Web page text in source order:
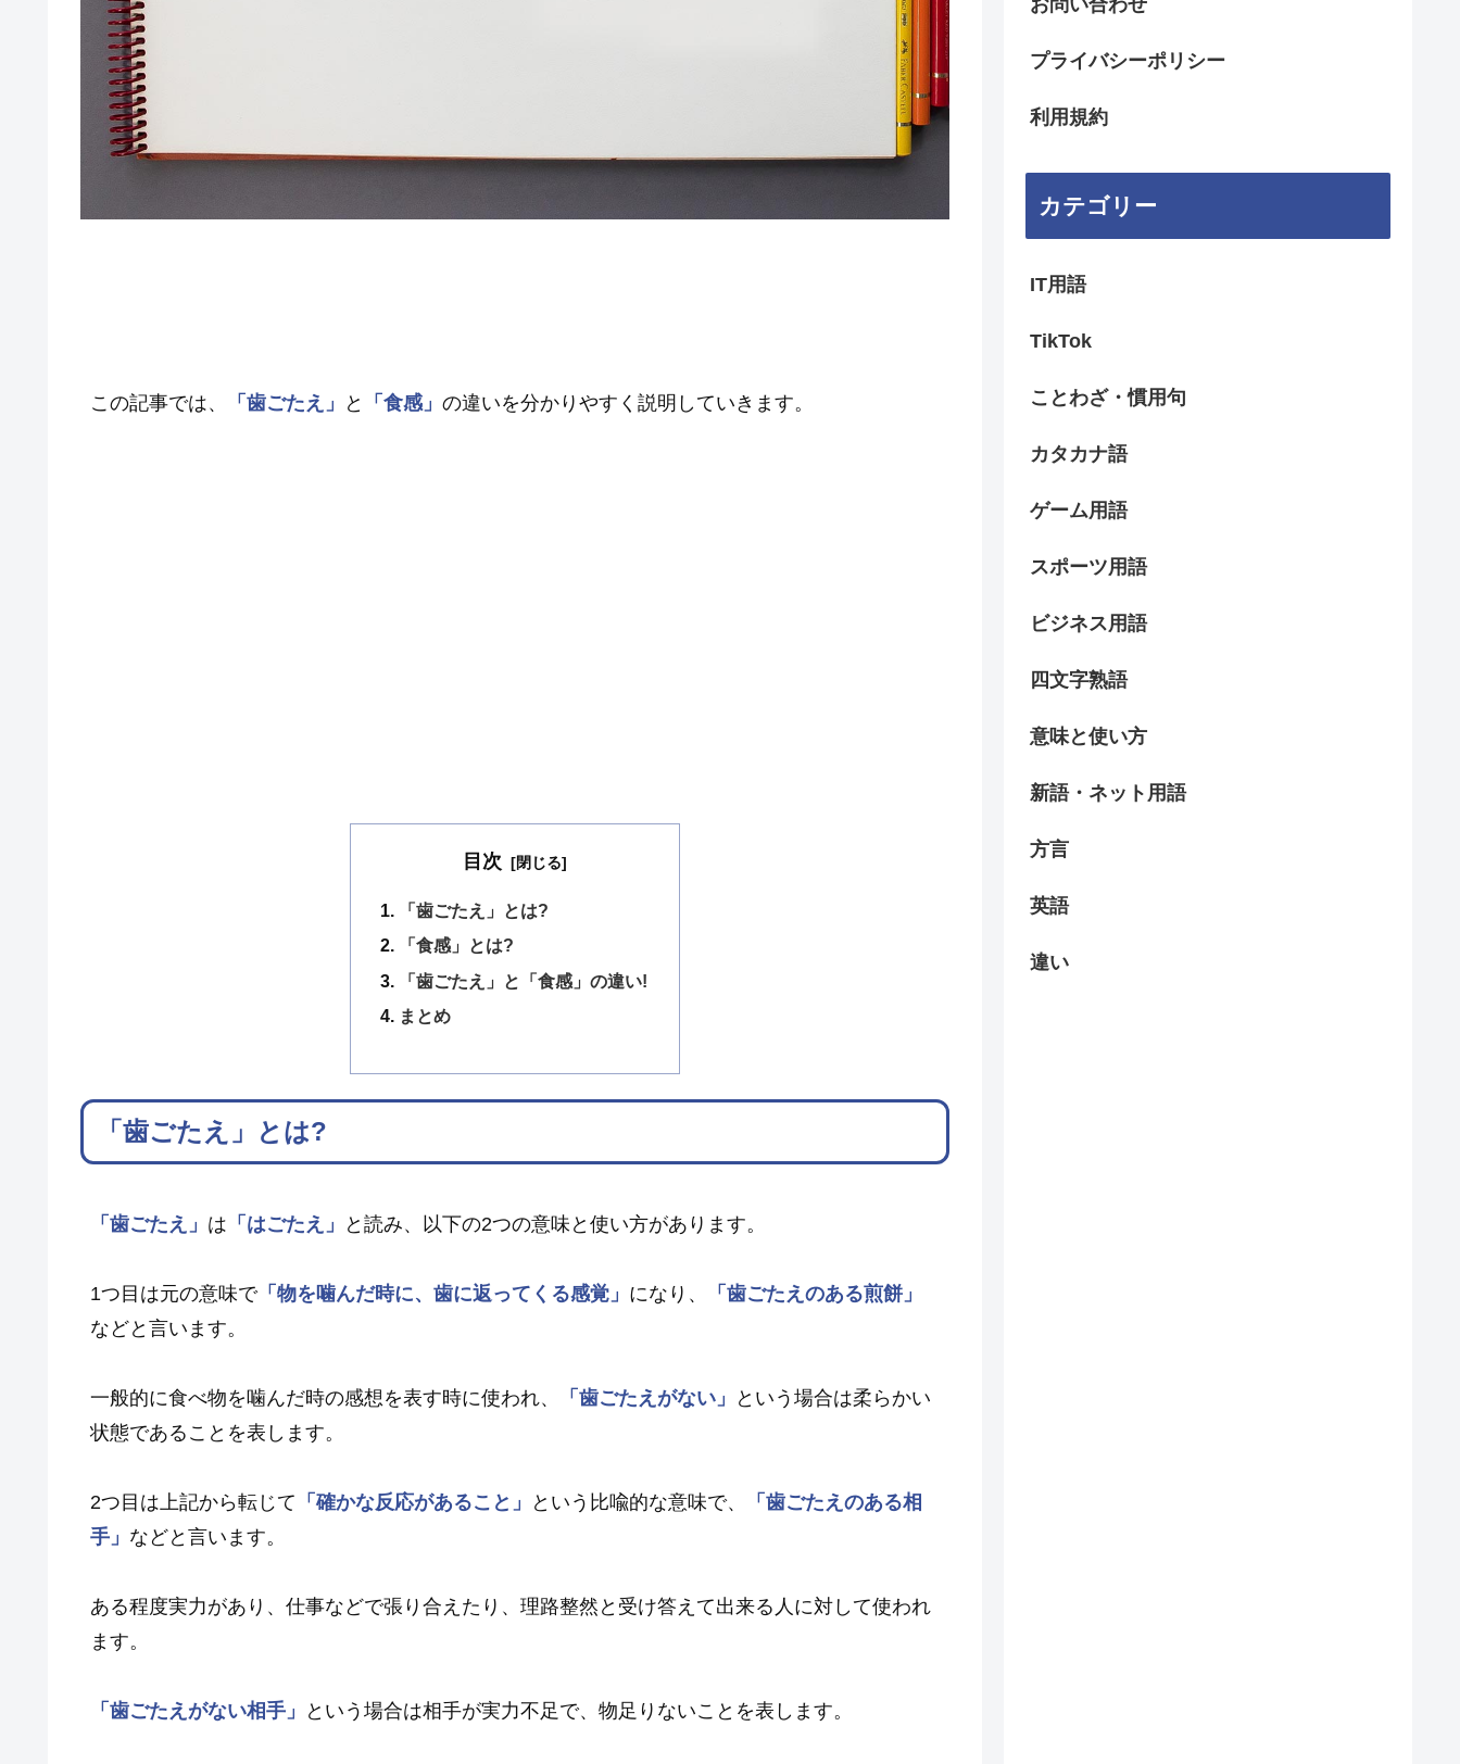
この記事では、 「歯ごたえ」 と 「食感」 の違いを分かりやすく説明していきます。
目次
「歯ごたえ」とは?
「食感」とは?
「歯ごたえ」と「食感」の違い!
まとめ
「歯ごたえ」とは?
「歯ごたえ」 は 「はごたえ」 と読み、以下の2つの意味と使い方があります。
1つ目は元の意味で「物を噛んだ時に、歯に返ってくる感覚」 になり、
「歯ごたえのある煎餅」
などと言います。
一般的に食べ物を噛んだ時の感想を表す時に使われ、 「歯ごたえがない」
という場合は柔らかい
状態であることを表します。
2つ目は上記から転じて 「確かな反応があること」 という比喩的な意味で、
「歯ごたえのある相
手」 などと言います。
ある程度実力があり、仕事などで張り合えたり、理路整然と受け答えて出来る人に対して使われ
ます。
「歯ごたえがない相手」 という場合は相手が実力不足で、物足りないことを表します。
プライバシーポリシー
利用規約
カテゴリー
IT用語
TikTok
ことわざ・慣用句
カタカナ語
ゲーム用語
スポーツ用語
ビジネス用語
四文字熟語
意味と使い方
新語・ネット用語
方言
英語
違い